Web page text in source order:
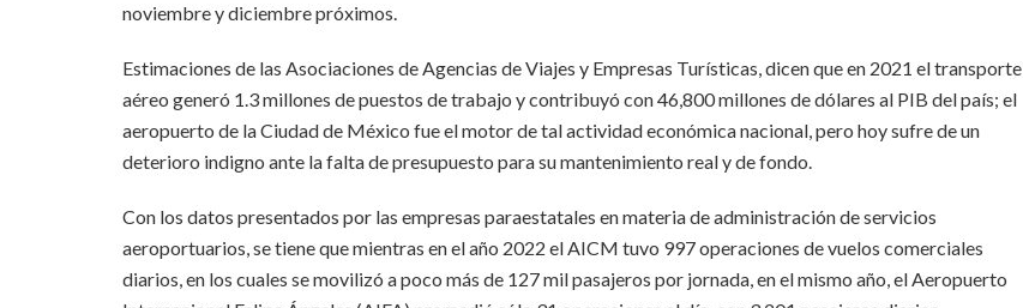
noviembre y diciembre próximos.
Estimaciones de las Asociaciones de Agencias de Viajes y Empresas Turísticas, dicen que en 2021 el transporte
aéreo generó 1.3 millones de puestos de trabajo y contribuyó con 46,800 millones de dólares al PIB del país; el
aeropuerto de la Ciudad de México fue el motor de tal actividad económica nacional, pero hoy sufre de un
deterioro indigno ante la falta de presupuesto para su mantenimiento real y de fondo.
Con los datos presentados por las empresas paraestatales en materia de administración de servicios
aeroportuarios, se tiene que mientras en el año 2022 el AICM tuvo 997 operaciones de vuelos comerciales
diarios, en los cuales se movilizó a poco más de 127 mil pasajeros por jornada, en el mismo año, el Aeropuerto